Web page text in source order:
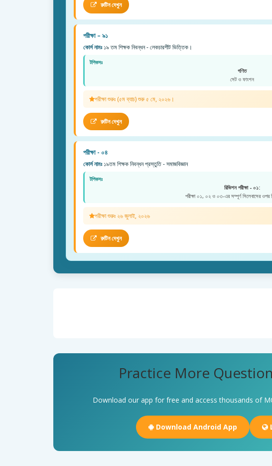
রুটিন দেখুন
পরীক্ষা – ৯১
কোর্স নামঃ১৯ তম শিক্ষক নিবন্ধন - লেকচারশীট ভিত্তিক।
টপিকসঃ
গণিত
সেট ও ফাংশন
পরীক্ষা শুরুঃ (৫ম ব্যাচ) শুরু ৫ মে, ২০২৬।
রুটিন দেখুন
পরীক্ষা - ০৪
কোর্স নামঃ১৯তম শিক্ষক নিবন্ধন প্রস্তুতি - সমাজবিজ্ঞান
টপিকসঃ
রিভিশন পরীক্ষা - ০১:
পরীক্ষা ০১, ০২ ও ০৩-এর সম্পূর্ণ সিলেবাসের ওপর
পরীক্ষা শুরুঃ ২৬ জুলাই, ২০২৬
রুটিন দেখুন
Practice More
Download our app for free and access thousands of
Download Android App